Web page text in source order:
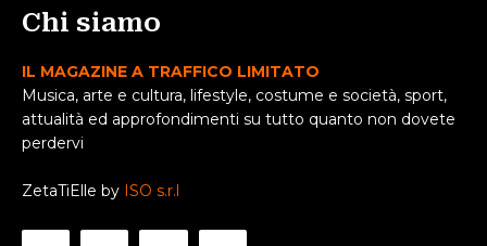
Chi siamo
IL MAGAZINE A TRAFFICO LIMITATO
Musica, arte e cultura, lifestyle, costume e società, sport,
attualità ed approfondimenti su tutto quanto non dovete
perdervi
ZetaTiElle by ISO s.r.l